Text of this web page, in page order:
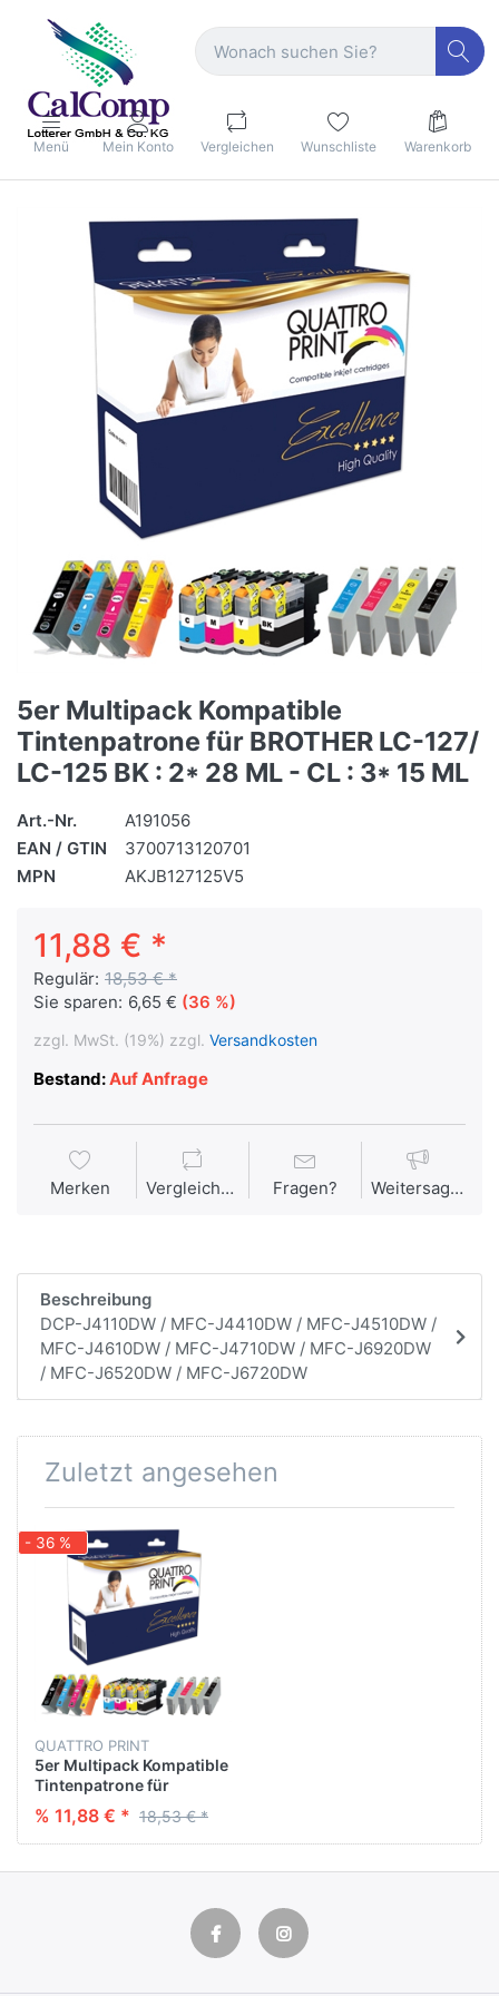
Menü Mein Konto Vergleichen Wunschliste Warenkorb
5er Multipack Kompatible
Tintenpatrone für BROTHER LC-127/
LC-125 BK : 2* 28 ML - CL : 3* 15 ML
Art.-Nr.
A191056
EAN / GTIN
3700713120701
MPN
AKJB127125V5
11,88 € *
Regulär: 18,53 € *
Sie sparen: 6,65 € (36 %)
zzgl. MwSt. (19%) zzgl. Versandkosten
Bestand:Auf Anfrage
Merken Vergleichen Fragen? Weitersagen
Beschreibung
DCP-J4110DW / MFC-J4410DW / MFC-J4510DW /
MFC-J4610DW / MFC-J4710DW / MFC-J6920DW
/ MFC-J6520DW / MFC-J6720DW
Zuletzt angesehen
- 36 %
QUATTRO PRINT
5er Multipack Kompatible
Tintenpatrone für
BROTHER LC-127/ LC-125
BK : 2* 28 ML - CL : 3* 15
ML
% 11,88 € * 18,53 € *